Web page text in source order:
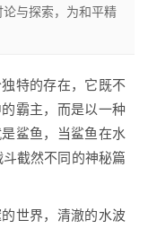
与探索，为和平精
特的存在，它既不
霸主，而是以一种
鲨鱼，当鲨鱼在水
截然不同的神秘篇
世界，清澈的水波